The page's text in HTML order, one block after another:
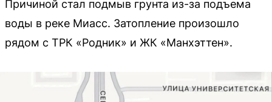
Причиной стал подмыв грунта из-за подъема
воды в реке Миасс. Затопление произошло
рядом с ТРК «Родник» и ЖК «Манхэттен».